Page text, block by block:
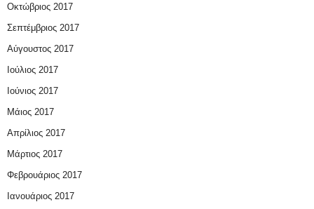
Οκτώβριος 2017
Σεπτέμβριος 2017
Αύγουστος 2017
Ιούλιος 2017
Ιούνιος 2017
Μάιος 2017
Απρίλιος 2017
Μάρτιος 2017
Φεβρουάριος 2017
Ιανουάριος 2017